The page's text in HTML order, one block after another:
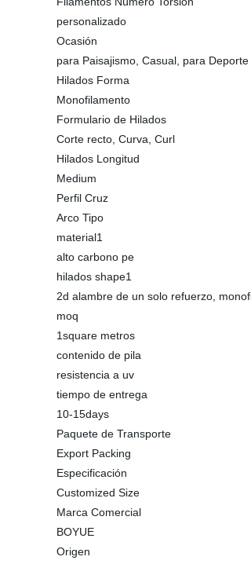
personalizado
Ocasión
para Paisajismo, Casual, para Deporte
Hilados Forma
Monofilamento
Formulario de Hilados
Corte recto, Curva, Curl
Hilados Longitud
Medium
Perfil Cruz
Arco Tipo
material1
alto carbono pe
hilados shape1
2d alambre de un solo refuerzo,
moq
1square metros
contenido de pila
resistencia a uv
tiempo de entrega
10-15days
Paquete de Transporte
Export Packing
Especificación
Customized Size
Marca Comercial
BOYUE
Origen